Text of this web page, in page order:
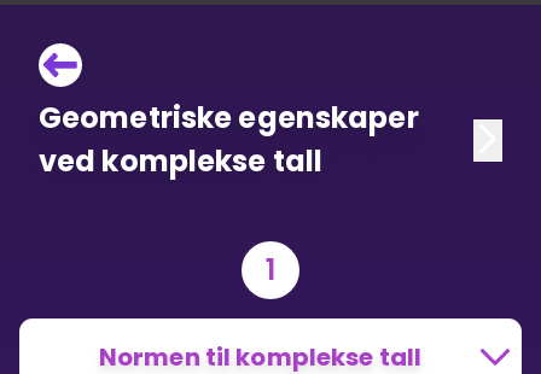
Geometriske egenskaper
ved komplekse tall
1
Normen til komplekse tall